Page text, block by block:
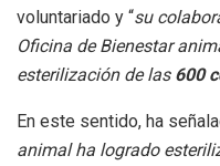
voluntariado y “su
Oficina de Bienestar
esterilización de las 600
En este sentido, ha
animal ha logrado